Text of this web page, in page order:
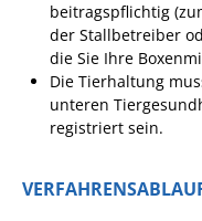
beitragspflichtig
der Stallbetreiber
die Sie Ihre
Die Tierhaltung
unteren
registriert sein.